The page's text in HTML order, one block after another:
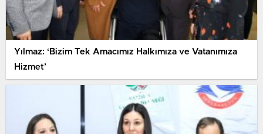
Yılmaz: ‘Bizim Tek Amacımız Halkımıza ve Vatanımıza
Hizmet’